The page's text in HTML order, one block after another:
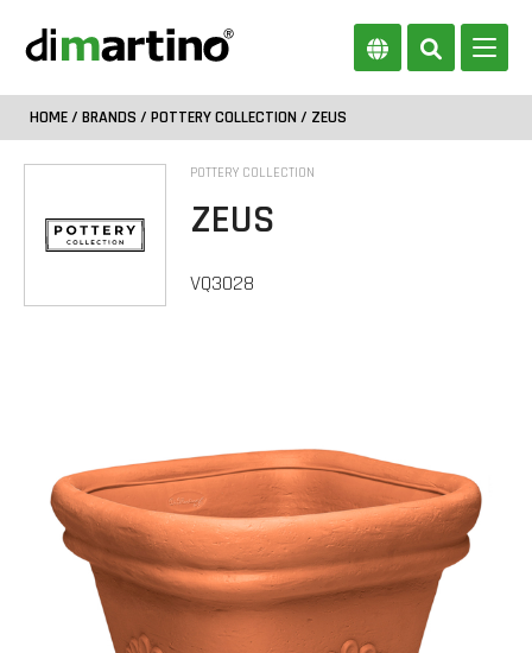
HOME/ BRANDS / POTTERY COLLECTION / ZEUS
POTTERY COLLECTION
ZEUS
VQ3028